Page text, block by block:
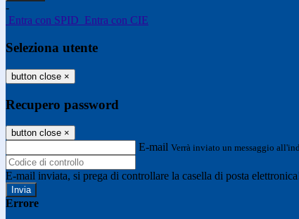
-
Entra con SPID Entra con CIE
Seleziona utente
button close ×
Recupero password
button close ×
E-mail Verrà inviato un messaggio
E-mail inviata, si prega di controllare la casella di posta
Errore